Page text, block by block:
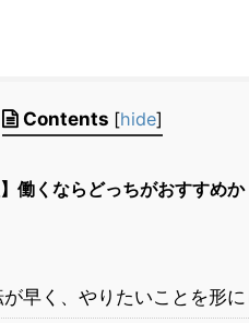
Contents [hide]
働くならどっちがおすすめか
早く、やりたいことを形に